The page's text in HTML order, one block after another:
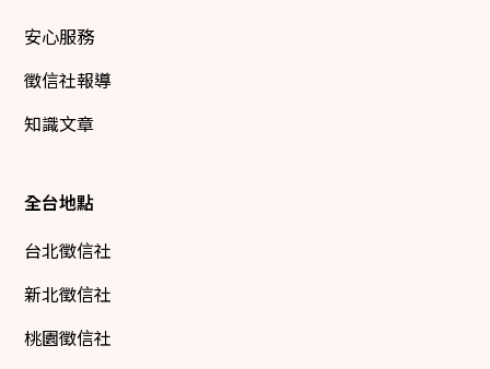
安心服務
徵信社報導
知識文章
全台地點
台北徵信社
新北徵信社
桃園徵信社